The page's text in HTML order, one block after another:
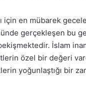
için en mübarek
gerçekleşen bu
İslam
özel bir değeri
yoğunlaştığı bir